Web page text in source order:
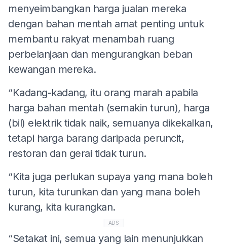
menyeimbangkan harga jualan mereka
dengan bahan mentah amat penting untuk
membantu rakyat menambah ruang
perbelanjaan dan mengurangkan beban
kewangan mereka.
“Kadang-kadang, itu orang marah apabila
harga bahan mentah (semakin turun), harga
(bil) elektrik tidak naik, semuanya dikekalkan,
tetapi harga barang daripada peruncit,
restoran dan gerai tidak turun.
“Kita juga perlukan supaya yang mana boleh
turun, kita turunkan dan yang mana boleh
kurang, kita kurangkan.
ADS
“Setakat ini, semua yang lain menunjukkan